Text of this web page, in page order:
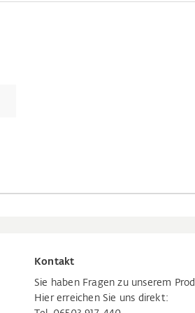
Kontakt
Sie haben Fragen zu unserem
Hier erreichen Sie uns direkt: